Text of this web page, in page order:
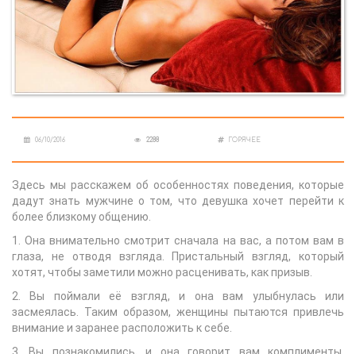
06/10/2016 2288 ГОРЯЧЕЕ
Здесь мы расскажем об особенностях поведения, которые
дадут знать мужчине о том, что девушка хочет перейти к
более близкому общению.
1. Она внимательно смотрит сначала на вас, а потом вам в
глаза, не отводя взгляда. Пристальный взгляд, который
хотят, чтобы заметили можно расценивать, как призыв.
2. Вы поймали её взгляд, и она вам улыбнулась или
засмеялась. Таким образом, женщины пытаются привлечь
внимание и заранее расположить к себе.
3. Вы познакомились, и она говорит вам комплименты.